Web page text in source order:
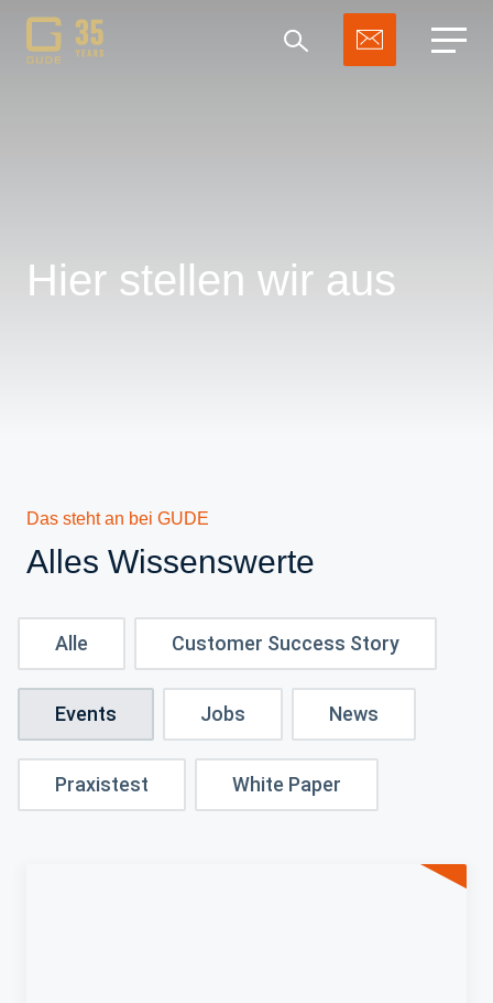
Hier stellen wir aus
Das steht an bei GUDE
Alles Wissenswerte
Alle Customer Success Story
Events Jobs News
Praxistest White Paper